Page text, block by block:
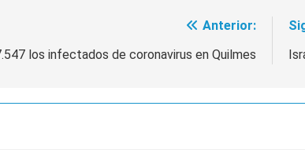
Anterior:
los infectados de coronavirus en Quilmes